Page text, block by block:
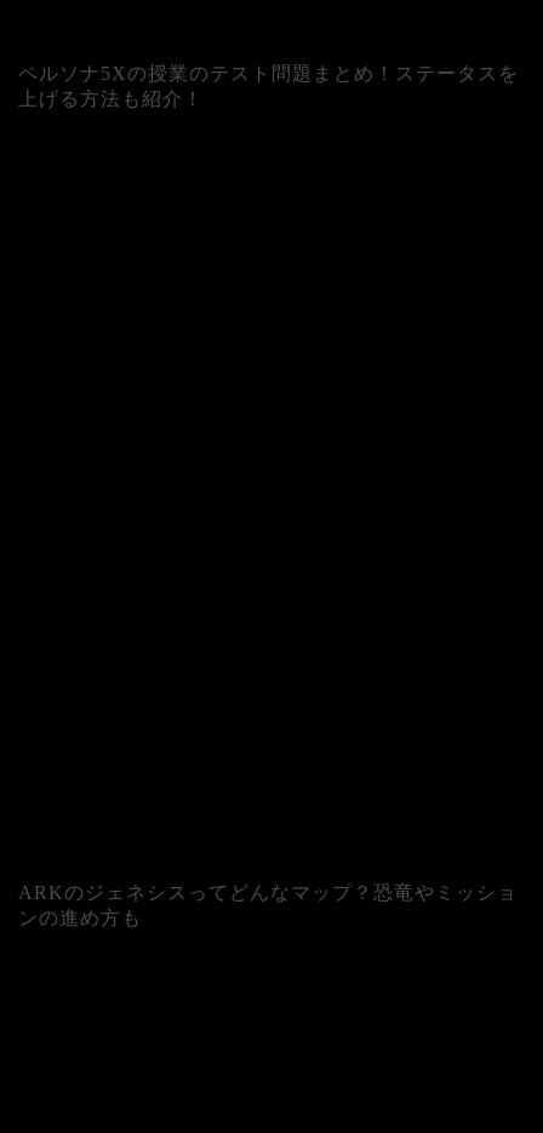
ペルソナ5Xの授業のテスト問題まとめ！ステータスを
上げる方法も紹介！
ARKのジェネシスってどんなマップ？恐竜やミッショ
ンの進め方も